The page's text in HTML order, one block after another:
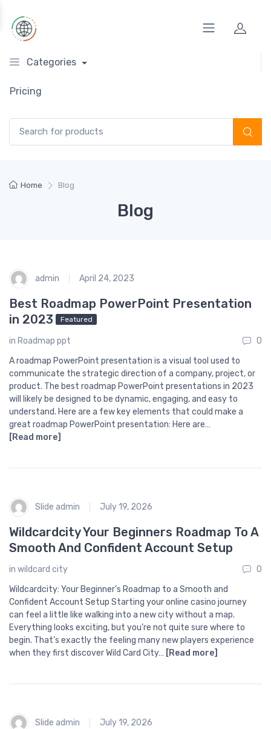
Categories
Pricing
Home Blog
Blog
admin April 24, 2023
Best Roadmap PowerPoint Presentation
in 2023
Featured
in Roadmap ppt
0
A roadmap PowerPoint presentation is a visual tool used to
communicate the strategic direction of a company, project, or
product. The best roadmap PowerPoint presentations in 2023
will likely be designed to be dynamic, engaging, and easy to
understand. Here are a few key elements that could make a
great roadmap PowerPoint presentation: Here are…
[Read more]
Slide admin July 19, 2026
Wildcardcity Your Beginners Roadmap To A
Smooth And Confident Account Setup
in wildcard city
0
Wildcardcity: Your Beginner’s Roadmap to a Smooth and
Confident Account Setup Starting your online casino journey
can feel a little like walking into a new city without a map.
Everything looks exciting, but you’re not quite sure where to
begin. That’s exactly the feeling many new players experience
when they first discover Wild Card City… [Read more]
Slide admin July 19, 2026